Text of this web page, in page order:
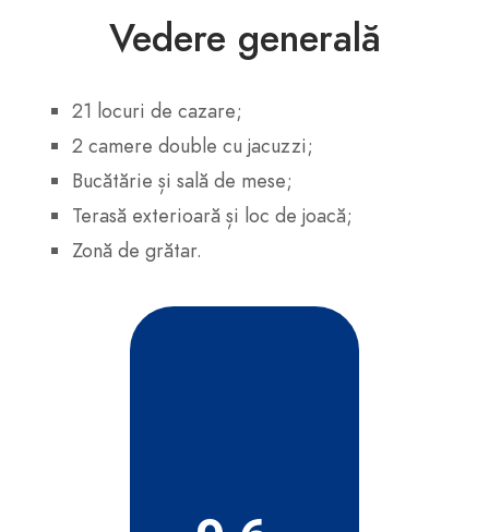
Vedere generală
21 locuri de cazare;
2 camere double cu jacuzzi;
Bucătărie și sală de mese;
Terasă exterioară și loc de joacă;
Zonă de grătar.